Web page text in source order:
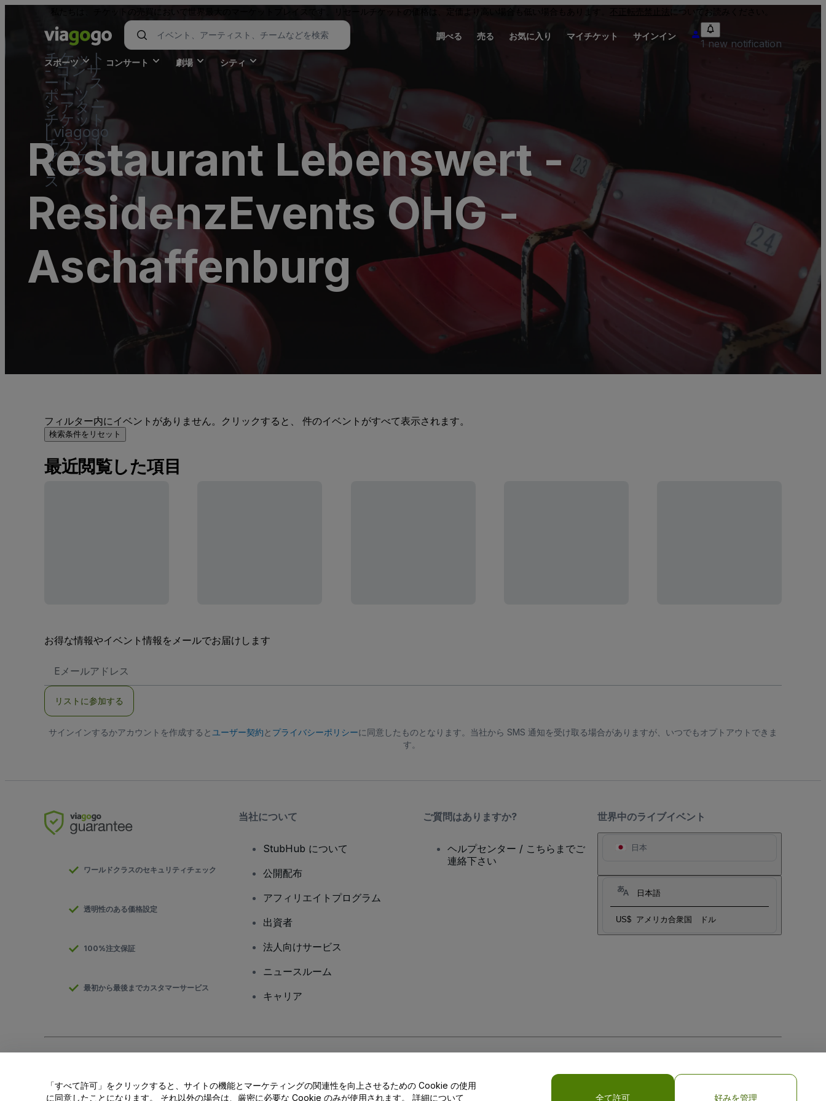
チケット
- コンサ
ート、ス
ポーツ 、
シアター
チケット
| viagogo
チケット
マーケッ
トプレイ
ス
調べる 売る お気に入り マイチケット サインイン
1 new notification
スポーツ コンサート 劇場 シティ
Restaurant Lebenswert -
ResidenzEvents OHG -
Aschaffenburg
フィルター内にイベントがありません。クリックすると、 件のイベントがすべて表示されます。
検索条件をリセット
最近閲覧した項目
お得な情報やイベント情報をメールでお届けします
メ
ア
ス
リストに参加する
サインインするかアカウントを作成すると ユーザー契約と プライバシーポリシーに同意したものとなります。当社から SMS 通知を受け取る場合がありますが、いつでもオプトアウトできま
す。
世界中のライブイベント
日本
日本語
US$ アメリカ合衆国 ドル
ワールドクラスのセキュリティチェック
透明性のある価格設定
100%注文保証
最初から最後までカスタマーサービス
当社について
StubHub について
公開配布
アフィリエイトプログラム
出資者
法人向けサービス
ニュースルーム
キャリア
ご質問はありますか?
ヘルプセンター / こちらまでご
連絡下さい
私の個人情報を共有しない/あなたのプライバシーの選択
「すべて許可」をクリックすると、サイトの機能とマーケティングの関連性を向上させるための Cookie の使用
に同意したことになります。 それ以外の場合は、厳密に必要な Cookie のみが使用されます。 詳細について
全て許可 好みを管理